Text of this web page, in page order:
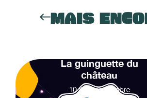
MAIS
La guinguette du
château
10 & 27 septembre